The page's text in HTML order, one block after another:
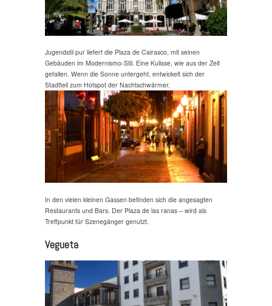
Jugendstil pur liefert die Plaza de Cairasco, mit seinen
Gebäuden im Modernismo-Stil. Eine Kulisse, wie aus der Zeit
gefallen. Wenn die Sonne untergeht, entwickelt sich der
Stadtteil zum Hotspot der Nachtschwärmer.
In den vielen kleinen Gassen befinden sich die angesagten
Restaurants und Bars. Der Plaza de las ranas – wird als
Treffpunkt für Szenegänger genutzt.
Vegueta